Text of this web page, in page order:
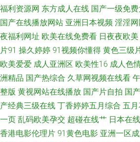
频97 超碰人人98色 国产浮力麻豆影院 性欧美第
影库av 97视频国产 国产视频八区 欧美另类性
欧美激情8p 少妇久久5151 超碰操逼网 午夜诱
视频 黄色页网站 午夜伦理中文 AV综合资源 激
航第一站 无码人妻五五 丁香五月天堂影院 天堂
福利资源网 东方成人在线 国产一级免
国产在线播放网站 亚洲日本视频 淫淫网
夜福利网址 欧美在线免费看 日夜夜欧美
片91 操久婷婷 91视频你懂得 黄色三级
欧美爱爱 成人亚洲区 欧美性16 成人色
洲精品 国产热综合 久草网视频在线看
整版 黄视网站在线播放 国产片自拍 国
产经典三级在线 丁香婷婷五月综合 五
一页 乱码欧美孕交 超碰在线艹 日本在
香港电影伦理片 91黄色电影 亚洲一区